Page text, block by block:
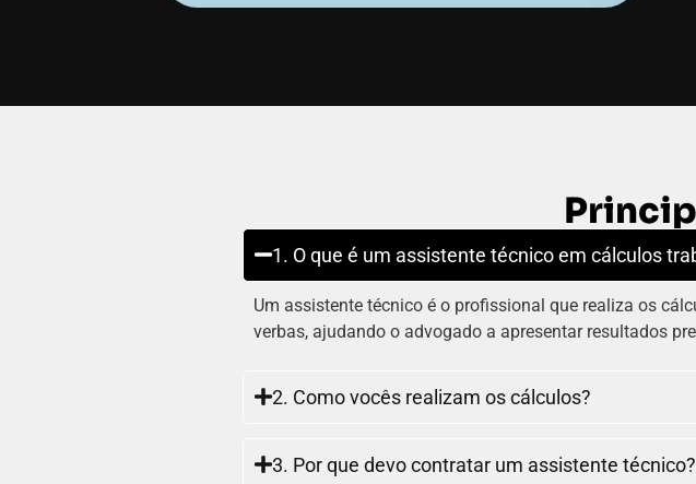
1. O que é um assistente técnico em cálculos
Um assistente técnico é o profissional que realiza os
verbas, ajudando o advogado a apresentar resultados
2. Como vocês realizam os cálculos?
3. Por que devo contratar um assistente técnico?